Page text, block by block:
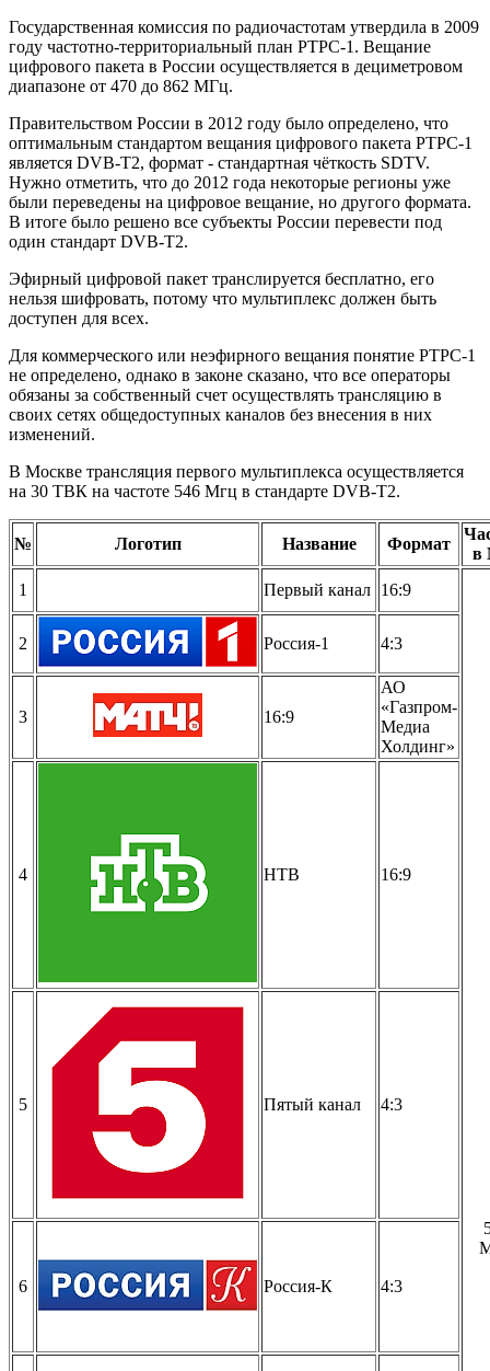
Государственная комиссия по радиочастотам утвердила в 2009
году частотно-территориальный план РТРС-1. Вещание
цифрового пакета в России осуществляется в дециметровом
диапазоне от 470 до 862 МГц.
Правительством России в 2012 году было определено, что
оптимальным стандартом вещания цифрового пакета РТРС-1
является DVB-T2, формат - стандартная чёткость SDTV.
Нужно отметить, что до 2012 года некоторые регионы уже
были переведены на цифровое вещание, но другого формата.
В итоге было решено все субъекты России перевести под
один стандарт DVB-T2.
Эфирный цифровой пакет транслируется бесплатно, его
нельзя шифровать, потому что мультиплекс должен быть
доступен для всех.
Для коммерческого или неэфирного вещания понятие РТРС-1
не определено, однако в законе сказано, что все операторы
обязаны за собственный счет осуществлять трансляцию в
своих сетях общедоступных каналов без внесения в них
изменений.
В Москве трансляция первого мультиплекса осуществляется
на 30 ТВК на частоте 546 Мгц в стандарте DVB-T2.
№ Логотип Название Формат
в
1
Первый канал 16:9
2 Россия-1 4:3
3 16:9
АО
«Газпром-
Медиа
Холдинг»
4 НТВ 16:9
5 Пятый канал 4:3
6 Россия-К 4:3